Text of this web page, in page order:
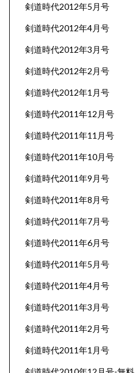
剣道時代2012年5月号
剣道時代2012年4月号
剣道時代2012年3月号
剣道時代2012年2月号
剣道時代2012年1月号
剣道時代2011年12月号
剣道時代2011年11月号
剣道時代2011年10月号
剣道時代2011年9月号
剣道時代2011年8月号
剣道時代2011年7月号
剣道時代2011年6月号
剣道時代2011年5月号
剣道時代2011年4月号
剣道時代2011年3月号
剣道時代2011年2月号
剣道時代2011年1月号